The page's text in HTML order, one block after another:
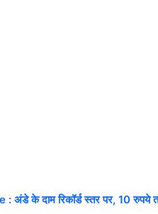
अंडे के दाम रिकॉर्ड स्तर पर, 10 रुपये